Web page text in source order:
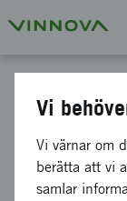
inom
Vi
Vi värnar om
berätta att vi
samlar